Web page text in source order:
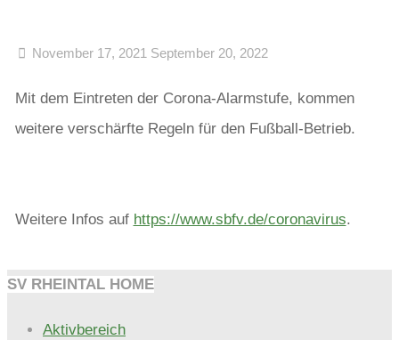
November 17, 2021 September 20, 2022
Mit dem Eintreten der Corona-Alarmstufe, kommen
weitere verschärfte Regeln für den Fußball-Betrieb.
Weitere Infos auf https://www.sbfv.de/coronavirus.
SV RHEINTAL HOME
Aktivbereich